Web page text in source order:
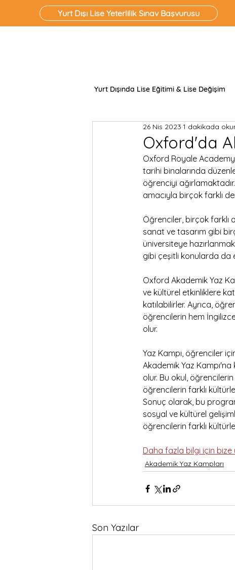
Yurt Dışı Lise Yeterlilik Sınav Başvurusu
Yurt Dışında Lise Eğitimi & Lise Değişim
Oxford'da
26 Nis 2023 1 dakikada
Oxford Royale
tarihi binalarında
öğrenciyi
amacıyla birçok farklı
Öğrenciler, birçok farklı
sanat ve tasarım gibi
üniversiteye
gibi çeşitli konularda da
Oxford Akademik Yaz
ve kültürel etkinliklere
katılabilirler. Ayrıca,
öğrencilerin hem
olur.
Yaz Kampı, öğrenciler
Akademik Yaz
olur. Bu okul,
öğrencilerin farklı
Sonuç olarak, bu
sosyal ve kültürel
öğrencilerin farklı
Daha fazla bilgi için bize
Akademik Yaz Kampları
Son Yazılar